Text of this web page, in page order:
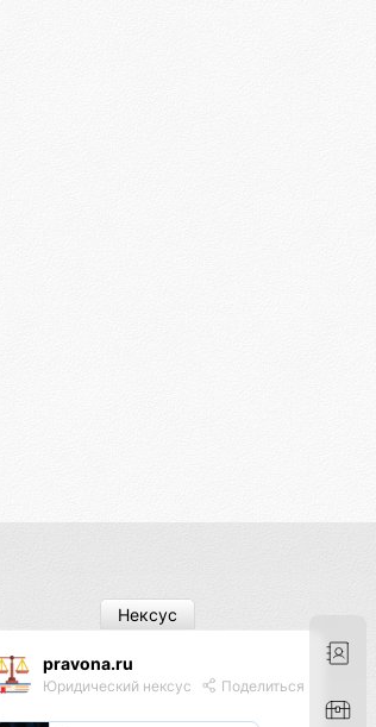
pravona.ru
Юридический нексус Поделиться
Нексус